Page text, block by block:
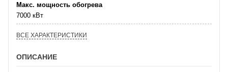
Макс. мощность обогрева
7000 кВт
ВСЕ ХАРАКТЕРИСТИКИ
ОПИСАНИЕ